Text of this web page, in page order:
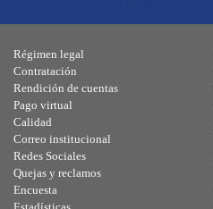
Régimen legal
Contratación
Rendición de cuentas
Pago virtual
Calidad
Correo institucional
Redes Sociales
Quejas y reclamos
Encuesta